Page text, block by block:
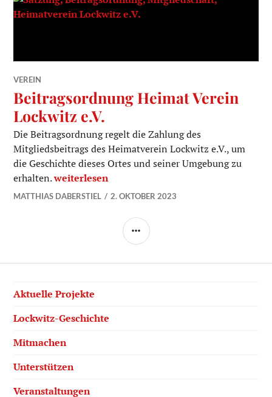
VEREIN
Beitragsordnung Heimat Verein
Lockwitz e.V.
Die Beitragsordnung regelt die Zahlung des
Mitgliedsbeitrags des Heimatverein Lockwitz e.V., um
die Geschichte dieses Ortes und seiner Umgebung zu
erhalten.Beitragsordnung Heimat Verein Lockwitz e.V.
weiterlesen
MATTHIAS DABERSTIEL 2. OKTOBER 2023
SEITENLEISTE
Aktuelle Projekte
Lockwitz-Geschichte
Mitmachen
Unterstützen
Veranstaltungen